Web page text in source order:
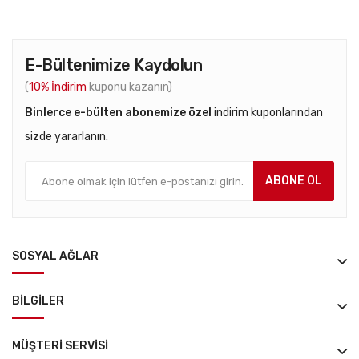
E-Bültenimize Kaydolun
(10% İndirim kuponu kazanın)
Binlerce e-bülten abonemize özel indirim kuponlarından
sizde yararlanın.
ABONE OL
SOSYAL AĞLAR
BILGILER
MÜŞTERI SERVISI